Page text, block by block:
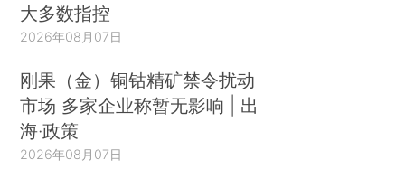
大多数指控
2026年08月07日
刚果（金）铜钴精矿禁令扰动
市场 多家企业称暂无影响 | 出
海·政策
2026年08月07日